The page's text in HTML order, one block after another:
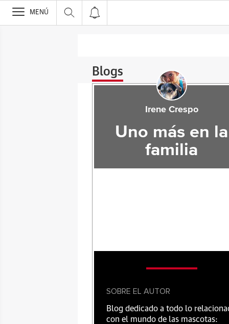
>
MENÚ
Blogs
Irene Crespo
Uno más en la
familia
SOBRE EL AUTOR
Blog dedicado a todo lo
con el mundo de las mascotas: